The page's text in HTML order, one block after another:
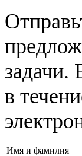
задачи.
в
Имя и фамилия